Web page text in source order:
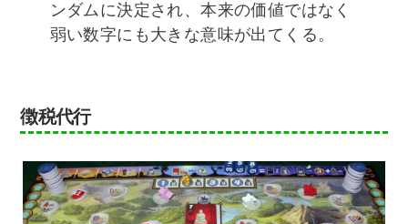
ンダムに決定され、本来の価値ではなく
弱い数字にも大きな意味が出てくる。
徴税代行